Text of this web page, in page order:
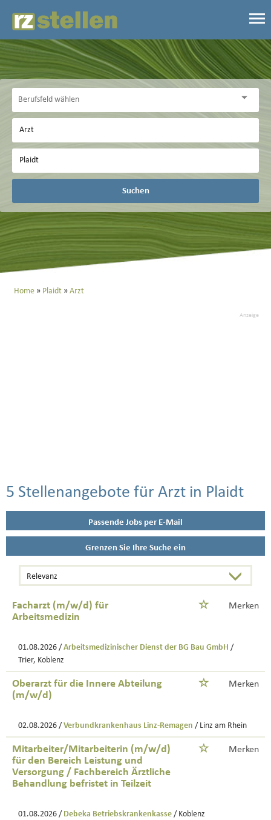
Suchen
Home Plaidt Arzt
Anzeige
5 Stellenangebote für Arzt in Plaidt
Passende Jobs per E-Mail
Grenzen Sie Ihre Suche ein
Facharzt (m/w/d) für
Arbeitsmedizin
Merken
01.08.2026 / Arbeitsmedizinischer Dienst der BG Bau GmbH /
Trier, Koblenz
Oberarzt für die Innere Abteilung
(m/w/d)
Merken
02.08.2026 / Verbundkrankenhaus Linz-Remagen / Linz am Rhein
Mitarbeiter/Mitarbeiterin (m/w/d)
für den Bereich Leistung und
Versorgung / Fachbereich Ärztliche
Behandlung befristet in Teilzeit
Merken
01.08.2026 / Debeka Betriebskrankenkasse / Koblenz